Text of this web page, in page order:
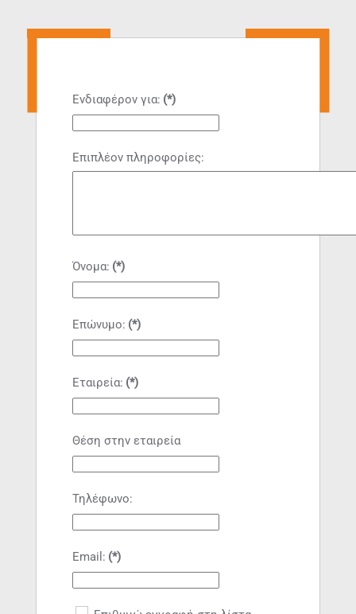
Ενδιαφέρον για: (*)
Επιπλέον πληροφορίες:
Όνομα: (*)
Επώνυμο: (*)
Εταιρεία: (*)
Θέση στην εταιρεία
Τηλέφωνο:
Email: (*)